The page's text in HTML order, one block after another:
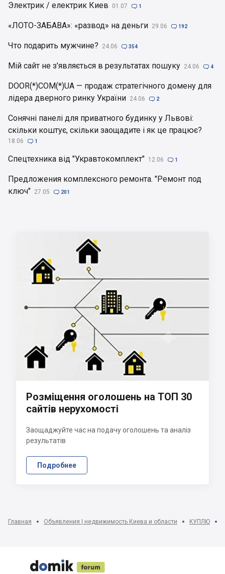
Электрик / електрик Киев 01.07  1
«ЛОТО-ЗАБАВА»: «развод» на деньги 29.06  192
Что подарить мужчине? 24.06  354
Мій сайт не з'являється в результатах пошуку 24.06  4
DOOR(*)COM(*)UA — продаж стратегічного домену для
лідера дверного ринку України 24.06  2
Сонячні панелі для приватного будинку у Львові:
скільки коштує, скільки заощадите і як це працює?
18.06  1
Спецтехника від "Укравтокомплект" 12.06  1
Предложения комплексного ремонта. "Ремонт под
ключ" 27.05  201
Розміщення оголошень на ТОП 30
сайтів нерухомості
Заощаджуйте час на подачу оголошень та аналіз
результатів
Подробнее
Главная Объявления | недвижимость Киева и области KУПЛЮ


 
